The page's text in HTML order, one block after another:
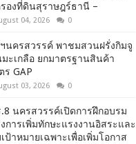
องที่ดินสุราษฎร์ธานี –
04, 2026 0
นครสวรรค์ พาชมสวนฝรั่งกิมจู
ะเกลือ ยกมาตรฐานสินค้า
ร GAP
03, 2026 0
นครสวรรค์เปิดการฝึกอบรม
การเพิ่มทักษะแรงงานอิสระและ
ป้าหมายเฉพาะเพื่อเพิ่มโอกาส